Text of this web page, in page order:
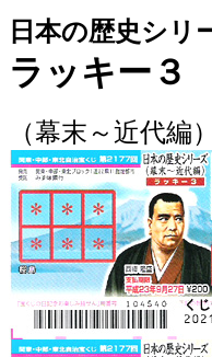
日本の歴史シリ
ラッキー３
（幕末～近代編）